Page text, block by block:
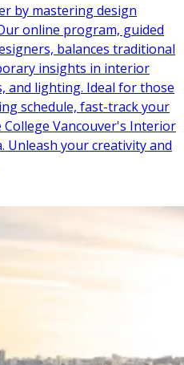
by mastering design
online program, guided
balances traditional
insights in interior
and lighting. Ideal for those
schedule, fast-track your
Vancouver's Interior
Unleash your creativity and